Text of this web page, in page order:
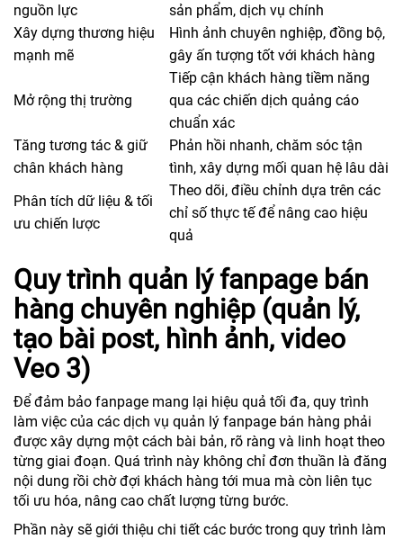
nguồn lực
sản phẩm, dịch vụ chính
Xây dựng thương hiệu
mạnh mẽ
Hình ảnh chuyên nghiệp, đồng bộ,
gây ấn tượng tốt với khách hàng
Mở rộng thị trường
Tiếp cận khách hàng tiềm năng
qua các chiến dịch quảng cáo
chuẩn xác
Tăng tương tác & giữ
chân khách hàng
Phản hồi nhanh, chăm sóc tận
tình, xây dựng mối quan hệ lâu dài
Phân tích dữ liệu & tối
ưu chiến lược
Theo dõi, điều chỉnh dựa trên các
chỉ số thực tế để nâng cao hiệu
quả
Quy trình quản lý fanpage bán
hàng chuyên nghiệp (quản lý,
tạo bài post, hình ảnh, video
Veo 3)
Để đảm bảo fanpage mang lại hiệu quả tối đa, quy trình
làm việc của các dịch vụ quản lý fanpage bán hàng phải
được xây dựng một cách bài bản, rõ ràng và linh hoạt theo
từng giai đoạn. Quá trình này không chỉ đơn thuần là đăng
nội dung rồi chờ đợi khách hàng tới mua mà còn liên tục
tối ưu hóa, nâng cao chất lượng từng bước.
Phần này sẽ giới thiệu chi tiết các bước trong quy trình làm